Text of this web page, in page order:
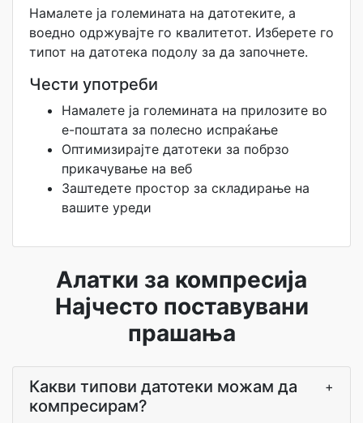
Намалете ја големината на датотеките, а
воедно одржувајте го квалитетот. Изберете го
типот на датотека подолу за да започнете.
Чести употреби
Намалете ја големината на прилозите во
е-поштата за полесно испраќање
Оптимизирајте датотеки за побрзо
прикачување на веб
Заштедете простор за складирање на
вашите уреди
Алатки за компресија
Најчесто поставувани
прашања
Какви типови датотеки можам да
компресирам?
+